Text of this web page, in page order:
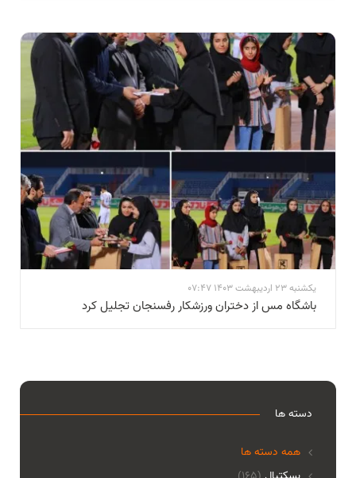
یکشنبه 23 اردیبهشت 1403 07:47
باشگاه مس از دختران ورزشکار رفسنجان تجلیل کرد
دسته ها
همه دسته ها